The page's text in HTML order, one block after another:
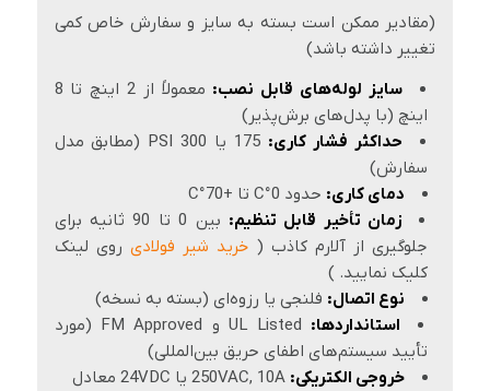
(مقادیر ممکن است بسته به سایز و سفارش خاص کمی
تغییر داشته باشد)
سایز لوله‌های قابل نصب:
معمولاً از 2 اینچ تا 8
اینچ (با پدل‌های برش‌پذیر)
حداکثر فشار کاری:
175 یا 300 PSI (مطابق مدل
سفارش)
دمای کاری: حدود 0°C تا +70°C
زمان تأخیر قابل تنظیم:
بین 0 تا 90 ثانیه برای
جلوگیری از آلارم کاذب ( خرید شیر فولادیروی لینک
کلیک نمایید. )
نوع اتصال: فلنجی یا رزوه‌ای (بسته به نسخه)
استانداردها:
UL Listed و FM Approved (مورد
تأیید سیستم‌های اطفای حریق بین‌المللی)
خروجی الکتریکی: